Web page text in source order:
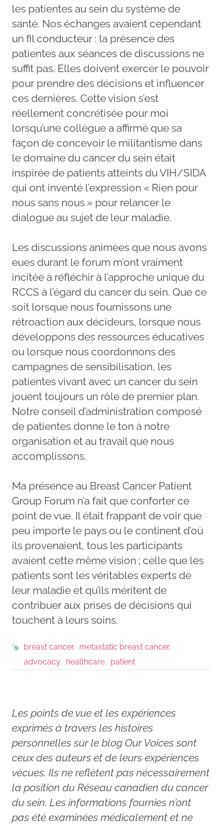
les patientes au sein du système de
santé. Nos échanges avaient cependant
un fil conducteur : la présence des
patientes aux séances de discussions ne
suffit pas. Elles doivent exercer le pouvoir
pour prendre des décisions et influencer
ces dernières. Cette vision s’est
réellement concrétisée pour moi
lorsqu’une collègue a affirmé que sa
façon de concevoir le militantisme dans
le domaine du cancer du sein était
inspirée de patients atteints du VIH/SIDA
qui ont inventé l’expression « Rien pour
nous sans nous » pour relancer le
dialogue au sujet de leur maladie.
Les discussions animées que nous avons
eues durant le forum m’ont vraiment
incitée à réfléchir à l’approche unique du
RCCS à l’égard du cancer du sein. Que ce
soit lorsque nous fournissons une
rétroaction aux décideurs, lorsque nous
développons des ressources éducatives
ou lorsque nous coordonnons des
campagnes de sensibilisation, les
patientes vivant avec un cancer du sein
jouent toujours un rôle de premier plan.
Notre conseil d’administration composé
de patientes donne le ton à notre
organisation et au travail que nous
accomplissons.
Ma présence au Breast Cancer Patient
Group Forum n’a fait que conforter ce
point de vue. Il était frappant de voir que
peu importe le pays ou le continent d’où
ils provenaient, tous les participants
avaient cette même vision ; celle que les
patients sont les véritables experts de
leur maladie et qu’ils méritent de
contribuer aux prises de décisions qui
touchent à leurs soins.
breast cancer
metastatic breast cancer
advocacy
healthcare patient
Les points de vue et les expériences
exprimés à travers les histoires
personnelles sur le blog Our Voices sont
ceux des auteurs et de leurs expériences
vécues. Ils ne reflètent pas nécessairement
la position du Réseau canadien du cancer
du sein. Les informations fournies n’ont
pas été examinées médicalement et ne